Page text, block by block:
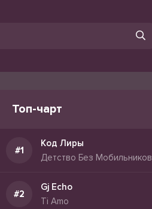
Топ-чарт
Код Лиры
Детство Без Мобильников
Gj Echo
Ti Amo